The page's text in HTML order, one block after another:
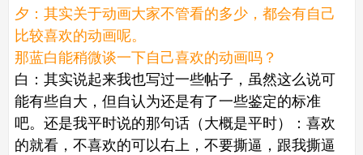
夕：其实关于动画大家不管看的多少，都会有自己
比较喜欢的动画呢。
那蓝白能稍微谈一下自己喜欢的动画吗？
白：其实说起来我也写过一些帖子，虽然这么说可
能有些自大，但自认为还是有了一些鉴定的标准
吧。还是我平时说的那句话（大概是平时）：喜欢
的就看，不喜欢的可以右上，不要撕逼，跟我撕逼